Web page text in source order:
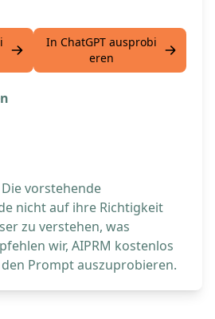
In ChatGPT ausprobi
eren
vorstehende
nicht auf ihre Richtigkeit
zu verstehen, was
wir, AIPRM kostenlos
Prompt auszuprobieren.